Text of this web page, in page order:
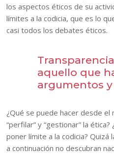
los aspectos éticos de su
límites a la codicia, que es lo
casi todos los debates éticos.
aquello que
argumentos
¿Qué se puede hacer desde el
“perfilar” y “gestionar” la
poner límite a la codicia?
a continuación no descubran